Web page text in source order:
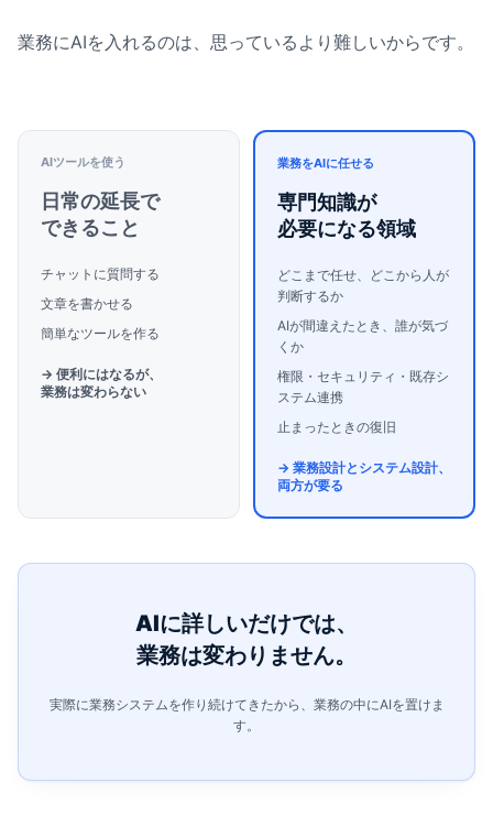
業務にAIを入れるのは、思っているより難しいからです。
AIツールを使う
日常の延長で
できること
チャットに質問する
文章を書かせる
簡単なツールを作る
→ 便利にはなるが、
業務は変わらない
業務をAIに任せる
専門知識が
必要になる領域
どこまで任せ、どこから人が
判断するか
AIが間違えたとき、誰が気づ
くか
権限・セキュリティ・既存シ
ステム連携
止まったときの復旧
→ 業務設計とシステム設計、
両方が要る
AIに詳しいだけでは、
業務は変わりません。
実際に業務システムを作り続けてきたから、業務の中にAIを置けま
す。